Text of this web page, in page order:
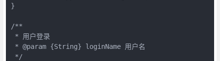
}
/**
* 用户登录
* @param {String} loginName 用户名
*/